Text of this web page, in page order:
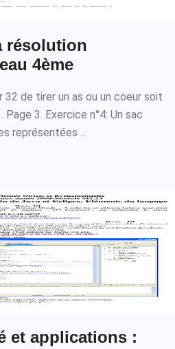
résolution
4ème
32 de tirer un as ou un coeur soit
3. Exercice n°4: Un sac
représentées ...
et applications :